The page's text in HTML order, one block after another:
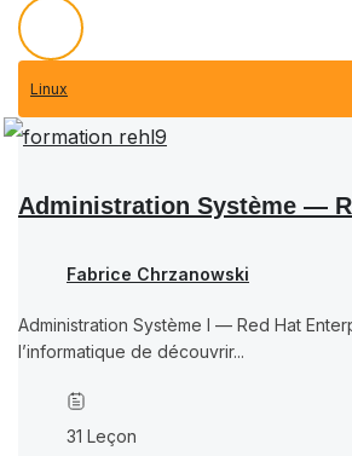
Linux
Administration Système —
Fabrice Chrzanowski
Administration Système I — Red Hat
l’informatique de découvrir...
31 Leçon